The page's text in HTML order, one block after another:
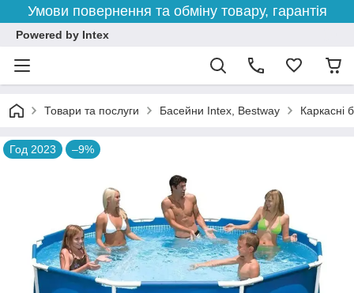
Умови повернення та обміну товару, гарантія
Powered by Intex
Товари та послуги Басейни Intex, Bestway Каркасні
Год 2023 –9%